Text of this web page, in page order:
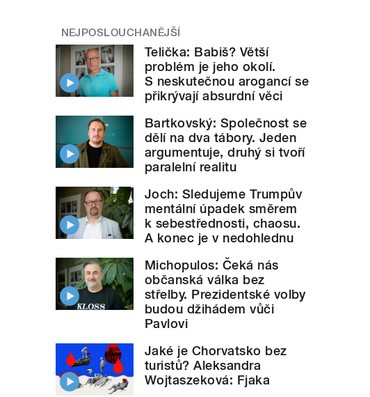
NEJPOSLOUCHANĚJŠÍ
Telička: Babiš? Větší
problém je jeho okolí.
S neskutečnou arogancí se
přikrývají absurdní věci
Bartkovský: Společnost se
dělí na dva tábory. Jeden
argumentuje, druhý si tvoří
paralelní realitu
Joch: Sledujeme Trumpův
mentální úpadek směrem
k sebestřednosti, chaosu.
A konec je v nedohlednu
Michopulos: Čeká nás
občanská válka bez
střelby. Prezidentské volby
budou džihádem vůči
Pavlovi
Jaké je Chorvatsko bez
turistů? Aleksandra
Wojtaszeková: Fjaka